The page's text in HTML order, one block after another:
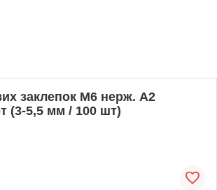
заклепок М6 нерж. А2
(3-5,5 мм / 100 шт)